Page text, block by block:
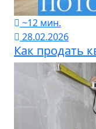
~12 мин.
28.02.2026
Как продать